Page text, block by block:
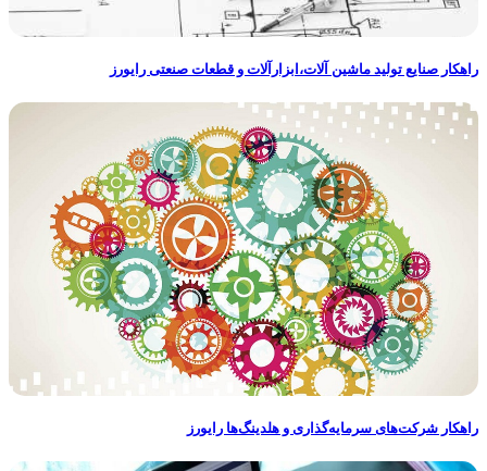
راهکار صنایع توليد ماشين آلات،ابزارآلات و قطعات صنعتی رایورز
راهکار شرکت‌های سرمایه‌گذاری و هلدینگ‌ها رایورز